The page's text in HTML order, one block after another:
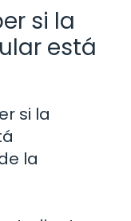
si la
está
si la
la